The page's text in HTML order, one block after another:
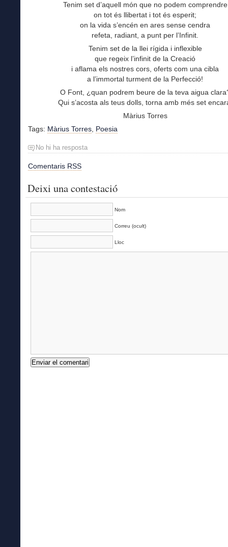
Tenim set d’aquell món que no podem comprendre
on tot és llibertat i tot és esperit;
on la vida s’encén en ares sense cendra
refeta, radiant, a punt per l’Infinit.
Tenim set de la llei rígida i inflexible
que regeix l’infinit de la Creació
i aflama els nostres cors, oferts com una cibla
a l’immortal turment de la Perfecció!
O Font, ¿quan podrem beure de la teva aigua
Qui s’acosta als teus dolls, torna amb més set
Màrius Torres
Tags: Màrius Torres, Poesia
No hi ha resposta
Comentaris RSS
Deixi una contestació
Nom
Correu (ocult)
Lloc